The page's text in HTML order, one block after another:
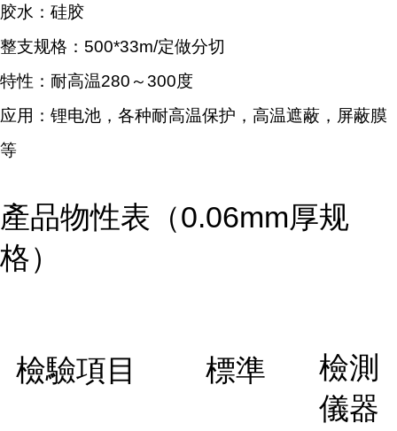
胶水：硅胶
整支规格：500*33m/定做分切
特性：耐高温280～300度
应用：锂电池，各种耐高温保护，高温遮蔽，屏蔽膜
等
產品物性表（0.06mm厚规
格）
檢驗項目 標準
檢測
儀器